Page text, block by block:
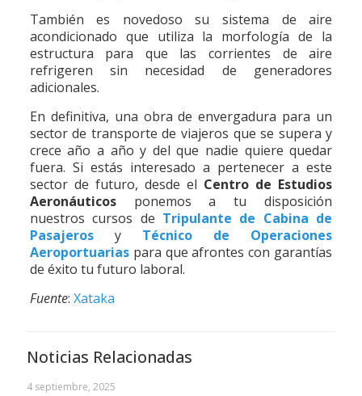
También es novedoso su sistema de aire
acondicionado que utiliza la morfología de la
estructura para que las corrientes de aire
refrigeren sin necesidad de generadores
adicionales.
En definitiva, una obra de envergadura para un
sector de transporte de viajeros que se supera y
crece año a año y del que nadie quiere quedar
fuera. Si estás interesado a pertenecer a este
sector de futuro, desde el Centro de Estudios
Aeronáuticosponemos a tu disposición
nuestros cursos de Tripulante de Cabina de
Pasajeros
y Técnico de Operaciones
Aeroportuarias para que afrontes con garantías
de éxito tu futuro laboral.
Fuente: Xataka
Noticias Relacionadas
4 septiembre, 2025